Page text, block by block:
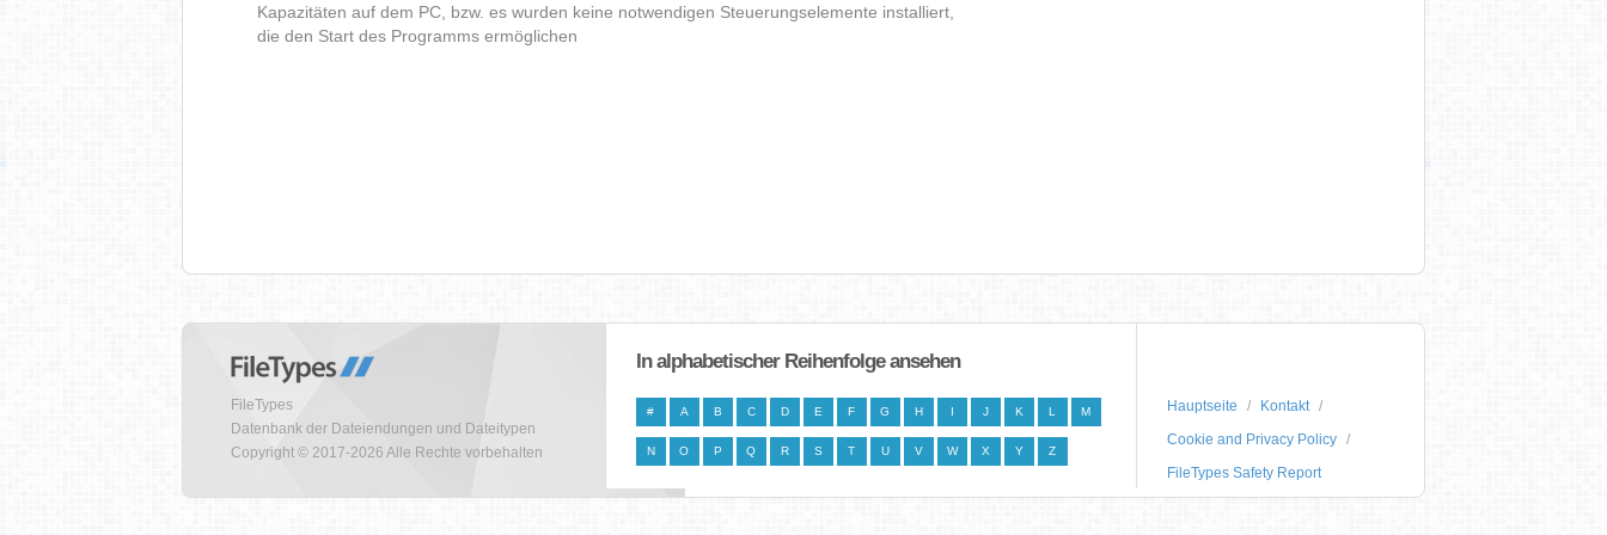
Kapazitäten auf dem PC, bzw. es wurden keine notwendigen Steuerungselemente installiert,
die den Start des Programms ermöglichen
FileTypes
Datenbank der Dateiendungen und Dateitypen
Copyright © 2017-2026 Alle Rechte vorbehalten
In alphabetischer Reihenfolge ansehen
# A B C D E F G H I J K L M
N O P Q R S T U V W X Y Z
Hauptseite
Kontakt
Cookie and Privacy Policy
FileTypes Safety Report